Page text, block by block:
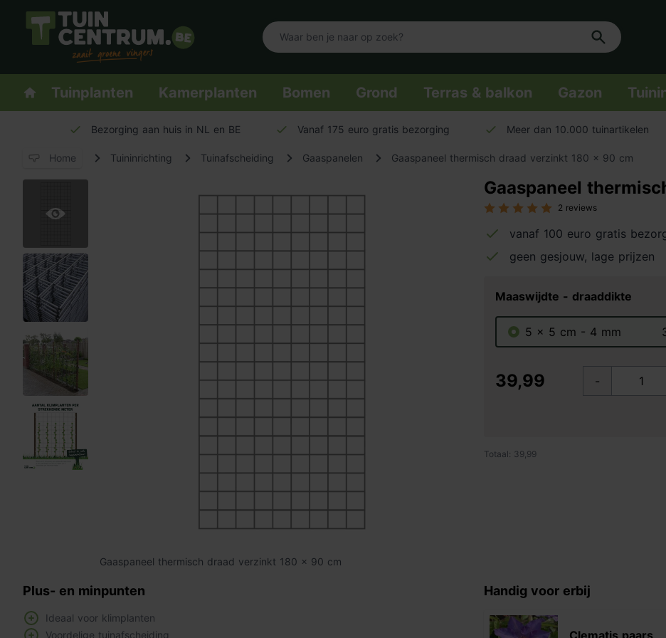
Logo Tuincentrum.be
Homepage
Tuinplanten Kamerplanten Bomen Grond Terras & balkon Gazon
Bezorging aan huis in NL en BE Vanaf 175 euro gratis bezorging Meer dan 10.000 tuinartikelen
Home Tuininrichting Tuinafscheiding Gaaspanelen Gaaspaneel thermisch draad verzinkt 180 x 90 cm
Gaaspaneel thermisch draad verzinkt 180 x 90 cm
Gaaspaneel
2 reviews
vanaf 100 euro gratis
geen gesjouw, lage prijzen
Maaswijdte - draaddikte
5 x 5 cm - 4 mm
39,99 -
Totaal: 39,99
Plus- en minpunten
Ideaal voor klimplanten
Voordelige tuinafscheiding
Handig voor erbij
Clematis paars